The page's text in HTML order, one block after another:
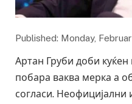
Published: Monday,
Артан Груби доби
побара ваква мерка а
согласи.